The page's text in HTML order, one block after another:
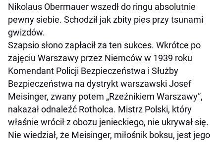
Nikolaus Obermauer wszedł do ringu absolutnie
pewny siebie. Schodził jak zbity pies przy tsunami
gwizdów.
Szapsio słono zapłacił za ten sukces. Wkrótce po
zajęciu Warszawy przez Niemców w 1939 roku
Komendant Policji Bezpieczeństwa i Służby
Bezpieczeństwa na dystrykt warszawski Josef
Meisinger, zwany potem „Rzeźnikiem Warszawy”,
nakazał odnaleźć Rotholca. Mistrz Polski, który
właśnie wrócił z obozu jenieckiego, nie ukrywał się.
Nie wiedział, że Meisinger, miłośnik boksu, jest jego